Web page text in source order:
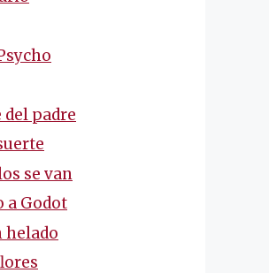
padre
se van
a Godot
helado